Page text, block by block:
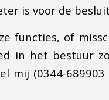
is voor de
functies, of
in het bestuur
mij (0344-689903